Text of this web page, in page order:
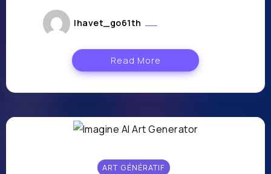
lhavet_go61th
Read More
ART GÉNÉRATIF